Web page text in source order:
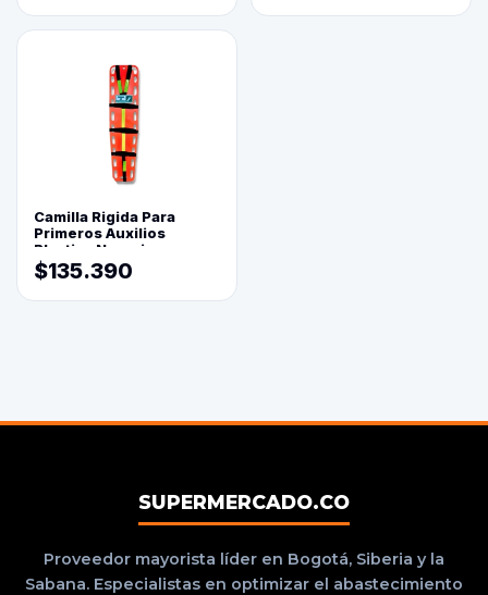
Camilla Rigida Para
Primeros Auxilios
Plastica Naranja
$135.390
SUPERMERCADO.CO
Proveedor mayorista líder en Bogotá, Siberia y la
Sabana. Especialistas en optimizar el abastecimiento